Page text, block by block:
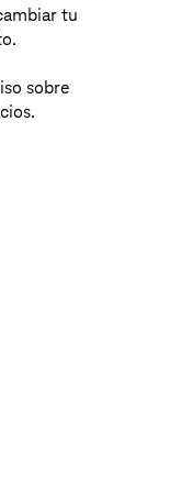
historización es
de
alemana, el
Austriaca.
tu
sobre